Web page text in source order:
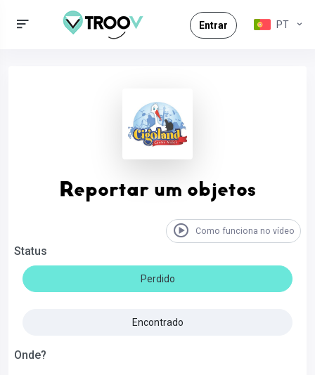
Entrar PT
Reportar um objetos
Como funciona no vídeo
Status
Perdido
Encontrado
Onde?